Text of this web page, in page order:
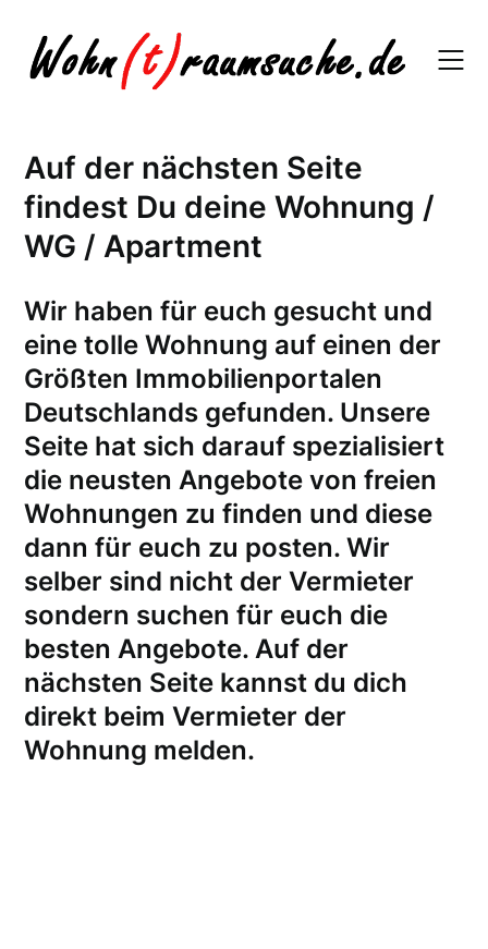
content
Auf der nächsten Seite
findest Du deine Wohnung /
WG / Apartment
Wir haben für euch gesucht und
eine tolle Wohnung auf einen der
Größten Immobilienportalen
Deutschlands gefunden. Unsere
Seite hat sich darauf spezialisiert
die neusten Angebote von freien
Wohnungen zu finden und diese
dann für euch zu posten. Wir
selber sind nicht der Vermieter
sondern suchen für euch die
besten Angebote. Auf der
nächsten Seite kannst du dich
direkt beim Vermieter der
Wohnung melden.